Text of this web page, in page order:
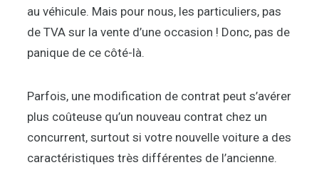
au véhicule. Mais pour nous, les particuliers, pas
de TVA sur la vente d’une occasion ! Donc, pas de
panique de ce côté-là.
Parfois, une modification de contrat peut s’avérer
plus coûteuse qu’un nouveau contrat chez un
concurrent, surtout si votre nouvelle voiture a des
caractéristiques très différentes de l’ancienne.